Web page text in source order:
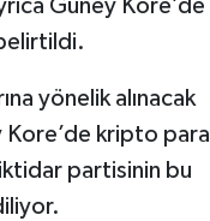
Güney Kore’de
yönelik alınacak
Kore’de kripto para
iktidar partisinin bu